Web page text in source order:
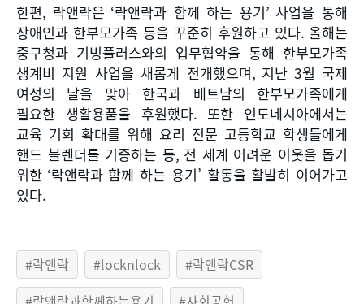
한편, 락앤락은 ‘락앤락과 함께 하는 용기’ 사업을 통해
장애인과 한부모가족 등을 꾸준히 후원하고 있다. 올해는
중구청과 기빙플러스와의 업무협약을 통해 한부모가족
생계비 지원 사업을 새롭게 전개했으며, 지난 3월 국제
여성의 날을 맞아 한국과 베트남의 한부모가족에게
필요한 생활용품을 후원했다. 또한 인도네시아에서는
교육 기회 확대를 위해 요리 전문 고등학교 학생들에게
핸드 블렌더를 기증하는 등, 전 세계 어려운 이웃을 돕기
위한 ‘락앤락과 함께 하는 용기’ 활동을 활발히 이어가고
있다.
락앤락 locknlock
락앤락CSR